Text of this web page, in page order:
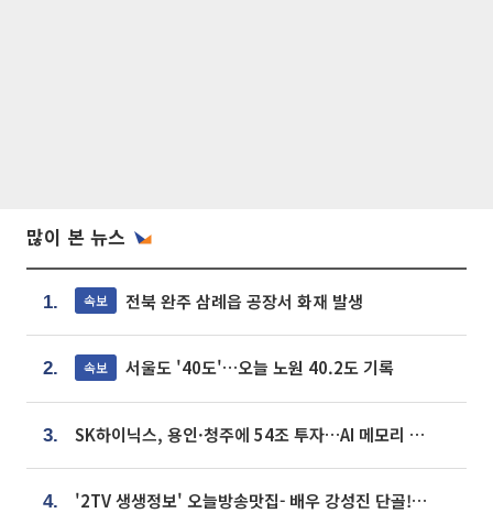
많이 본 뉴스
1. 속보 전북 완주 삼례읍 공장서 화재 발생
2. 속보 서울도 '40도'…오늘 노원 40.2도 기록
3. SK하이닉스, 용인·청주에 54조 투자…AI 메모리 생산기지 키운다
4. '2TV 생생정보' 오늘방송맛집- 배우 강성진 단골! 쌀국수ㆍ푸팟퐁 커리 맛집 '블○○○'